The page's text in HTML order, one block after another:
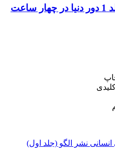
بسته جامع کنکور انسانی جلد 1 دور دنیا در چهار ساعت